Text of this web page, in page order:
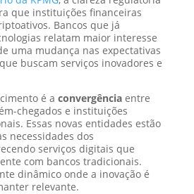
que instituições financeiras
Bancos que já
relatam maior interesse
uma mudança nas expectativas
buscam serviços inovadores e
é a convergênciaentre
chegados e instituições
Essas novas entidades estão
necessidades dos
serviços digitais que
com bancos tradicionais.
dinâmico onde a inovação é
relevante.